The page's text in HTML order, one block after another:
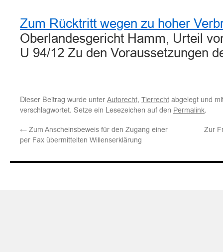
Zum Rücktritt wegen zu hoher
Oberlandesgericht Hamm, Urteil
U 94/12 Zu den Voraussetzungen
Dieser Beitrag wurde unter Autorecht, Tierrecht abgelegt und
verschlagwortet. Setze ein Lesezeichen auf den Permalink.
← Zum Anscheinsbeweis für den Zugang einer
per Fax übermittelten Willenserklärung
Zur